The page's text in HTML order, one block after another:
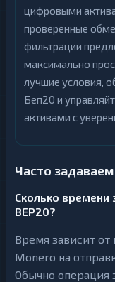
цифровыми
проверенные
фильтрации
максимально
лучшие условия,
Беп20 и
активами с
Часто
Сколько
BEP20?
Время зависит
Monero на
Обычно операция